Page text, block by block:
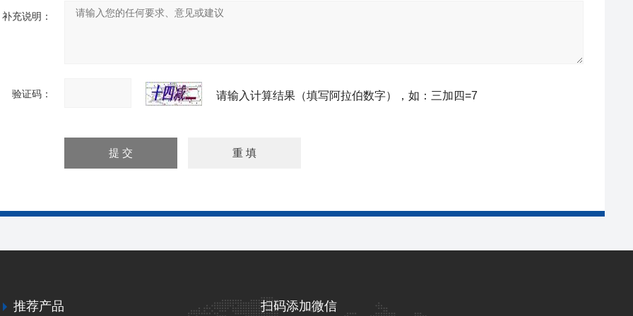
补充说明：
验证码： 请输入计算结果（填写阿拉伯数字），如：三加四=7
推荐产品 扫码添加微信